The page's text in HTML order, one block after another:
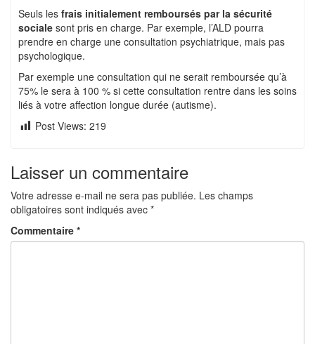
Seuls les frais initialement remboursés par la sécurité
sociale sont pris en charge. Par exemple, l’ALD pourra
prendre en charge une consultation psychiatrique, mais pas
psychologique.
Par exemple une consultation qui ne serait remboursée qu’à
75% le sera à 100 % si cette consultation rentre dans les soins
liés à votre affection longue durée (autisme).
Post Views: 219
Laisser un commentaire
Votre adresse e-mail ne sera pas publiée. Les champs
obligatoires sont indiqués avec *
Commentaire *